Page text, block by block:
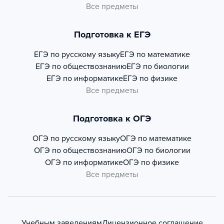
Все предметы
Подготовка к ЕГЭ
ЕГЭ по русскому языкуЕГЭ по математике
ЕГЭ по обществознаниюЕГЭ по биологии
ЕГЭ по информатикеЕГЭ по физике
Все предметы
Подготовка к ОГЭ
ОГЭ по русскому языкуОГЭ по математике
ОГЭ по обществознаниюОГЭ по биологии
ОГЭ по информатикеОГЭ по физике
Все предметы